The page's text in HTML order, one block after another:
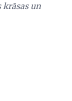
krāsas un